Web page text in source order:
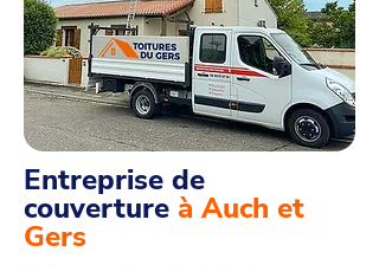
Entreprise de
couverture à Auch et
Gers